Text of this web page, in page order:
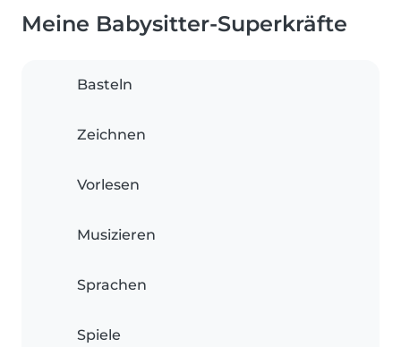
Meine Babysitter-Superkräfte
Basteln
Zeichnen
Vorlesen
Musizieren
Sprachen
Spiele